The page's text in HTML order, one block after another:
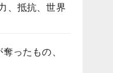
、抵抗、世界
ったもの、